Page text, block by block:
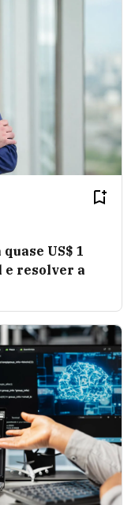
US$ 1
e resolver a